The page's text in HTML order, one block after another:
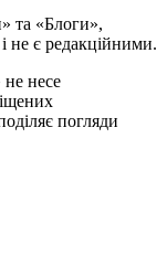
та «Блоги»,
і не є редакційними.
не несе
погляди